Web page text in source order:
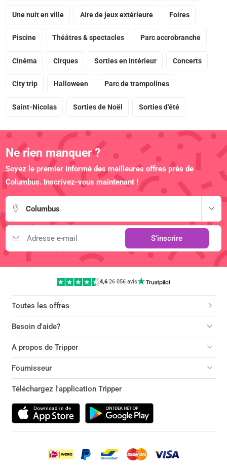
Une nuit en ville Aire de jeux extérieure Foires
Piscine Théâtres & spectacles Parc accrobranche
Cinéma Cirques Sorties en intérieur Concerts
City trip Halloween Parc de trampolines
Saint-Nicolas Sorties de Noël Sorties d'été
Ne rien manquer ?
Soyez le premier informé des meilleures offres près de
Columbus. Inscrivez-vous maintenant !
Columbus
S'inscrire
4,6|26 056 avis
Toutes les offres
Besoin d'aide?
A propos de Tripper
Fournisseur
Téléchargez l'application Tripper